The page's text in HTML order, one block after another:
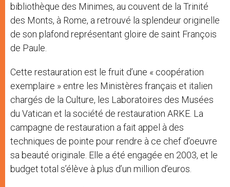
bibliothèque des Minimes, au couvent de la Trinité
des Monts, à Rome, a retrouvé la splendeur originelle
de son plafond représentant gloire de saint François
de Paule.
Cette restauration est le fruit d’une « coopération
exemplaire » entre les Ministères français et italien
chargés de la Culture, les Laboratoires des Musées
du Vatican et la société de restauration ARKE. La
campagne de restauration a fait appel à des
techniques de pointe pour rendre à ce chef d’oeuvre
sa beauté originale. Elle a été engagée en 2003, et le
budget total s’élève à plus d’un million d’euros.